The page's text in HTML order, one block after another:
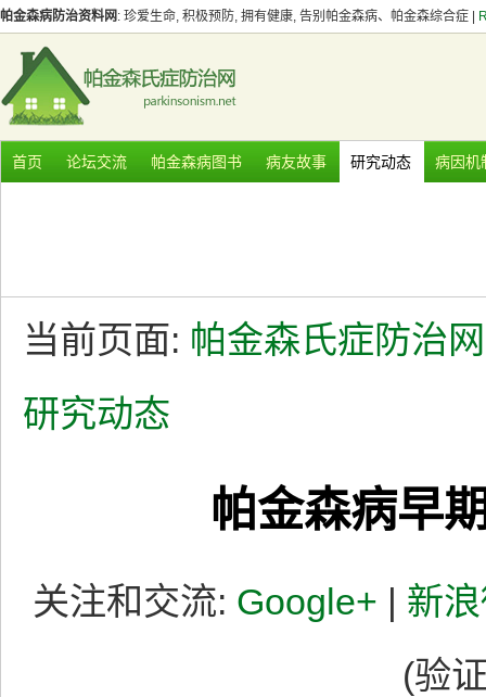
帕金森病防治资料网 : 珍爱生命, 积极预防, 拥有健康, 告别帕金森病、帕金森综合症 |
首页 论坛交流 帕金森病图书 病友故事 研究动态 病因机
当前页面: 帕金森氏症防治
研究动态
帕金森病早
关注和交流: Google+ | 新
(验